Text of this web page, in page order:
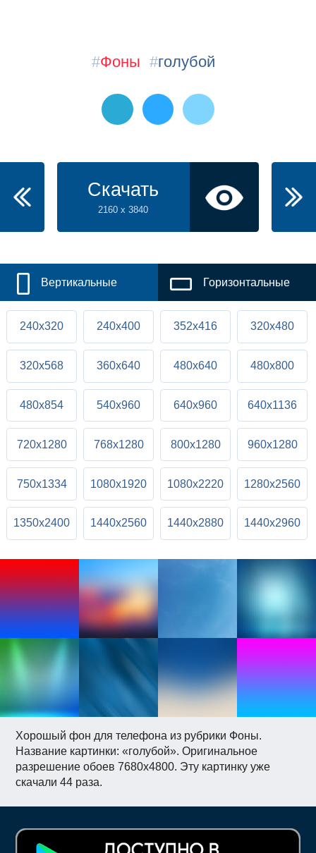
Хорошый фон для телефона из рубрики Фоны.
Название картинки: «голубой». Оригинальное
разрешение обоев 7680x4800. Эту картинку уже
скачали 44 раза.
#Фоны #голубой
Скачать
2160 x 3840
Вертикальные Горизонтальные
240x320 240x400 352x416 320x480
320x568 360x640 480x640 480x800
480x854 540x960 640x960 640x1136
720x1280 768x1280 800x1280 960x1280
750x1334 1080x1920 1080x2220 1280x2560
1350x2400 1440x2560 1440x2880 1440x2960